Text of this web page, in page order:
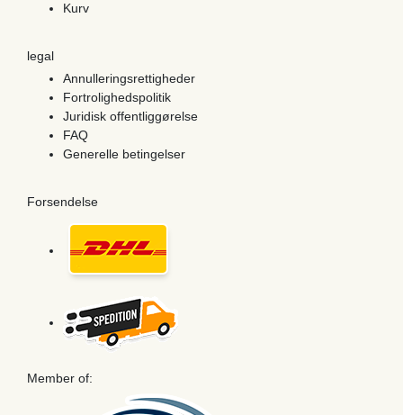
Kurv
legal
Annulleringsrettigheder
Fortrolighedspolitik
Juridisk offentliggørelse
FAQ
Generelle betingelser
Forsendelse
Member of: